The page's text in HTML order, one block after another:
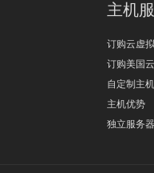
主机
订购云虚
订购美国
自定制主机
主机优势
独立服务器